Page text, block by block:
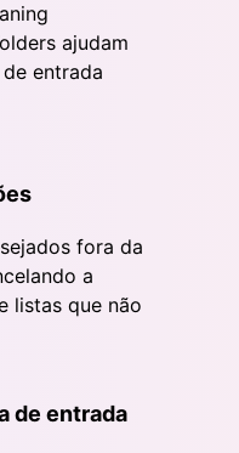
ajudam
entrada
fora da
a
listas que não
de entrada